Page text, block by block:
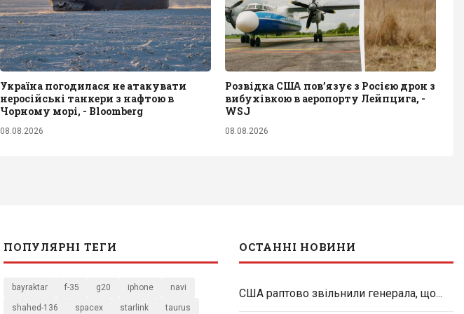
Україна погодилася не атакувати
неросійські танкери з нафтою в
Чорному морі, - Bloomberg
08.08.2026
Розвідка США пов’язує з Росією дрон з
вибухівкою в аеропорту Лейпцига, -
WSJ
08.08.2026
ПОПУЛЯРНІ ТЕГИ
bayraktar f-35 g20 iphone navi
shahed-136 spacex starlink taurus
ОСТАННІ НОВИНИ
США раптово звільнили генерала, що...